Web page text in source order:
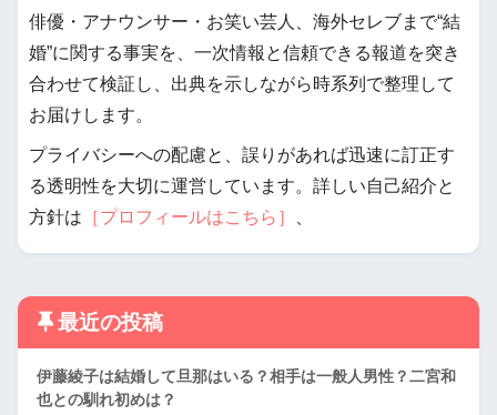
俳優・アナウンサー・お笑い芸人、海外セレブまで“結
婚”に関する事実を、一次情報と信頼できる報道を突き
合わせて検証し、出典を示しながら時系列で整理して
お届けします。
プライバシーへの配慮と、誤りがあれば迅速に訂正す
る透明性を大切に運営しています。詳しい自己紹介と
方針は ［プロフィールはこちら］
最近の投稿
伊藤綾子は結婚して旦那はいる？相手は一般人男性？二宮和
也との馴れ初めは？